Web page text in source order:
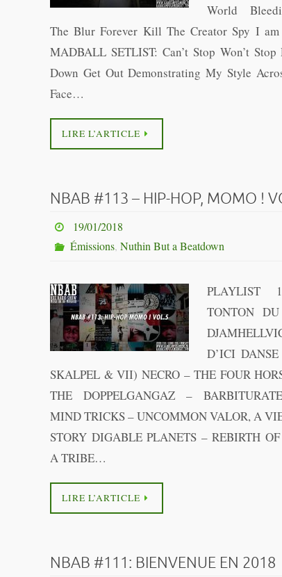
World
The Blur Forever Kill The Creator Spy I
MADBALL SETLIST: Can’t Stop Won’t
Down Get Out Demonstrating My Style
Face…
LIRE L’ARTICLE
NBAB #113 – HIP-HOP, MOMO !
19/01/2018
Émissions, Nuthin But a Beatdown
PLAYLIST
TONTON
D’ICI DANSE
SKALPEL & VII) NECRO – THE FOUR
THE DOPPELGANGAZ –
MIND TRICKS – UNCOMMON VALOR, A
STORY DIGABLE PLANETS – REBIRTH
A TRIBE…
LIRE L’ARTICLE
NBAB #111: BIENVENUE EN 2018